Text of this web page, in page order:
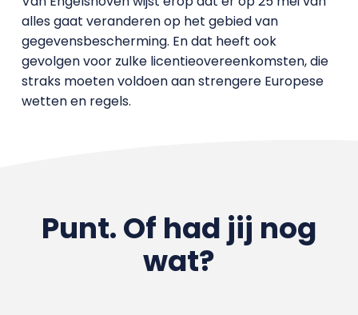
alles gaat veranderen op het gebied van
gegevensbescherming. En dat heeft ook
gevolgen voor zulke licentieovereenkomsten, die
straks moeten voldoen aan strengere Europese
wetten en regels.
Punt. Of had jij nog
wat?